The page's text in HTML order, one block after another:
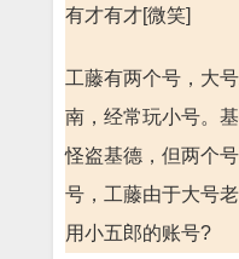
有才有才[微笑]
工藤有两个号，大
南，经常玩小号。
怪盗基德，但两个
号，工藤由于大号
用小五郎的账号?